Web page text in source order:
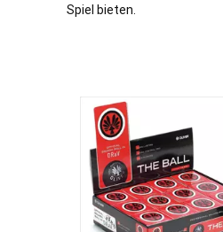
Spiel bieten.